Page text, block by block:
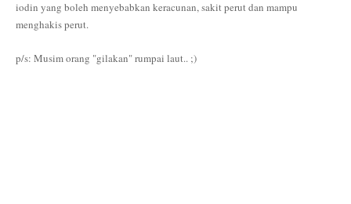
iodin yang boleh menyebabkan keracunan, sakit perut dan mampu
menghakis perut.
p/s: Musimorang "gilakan" rumpai laut.. ;)